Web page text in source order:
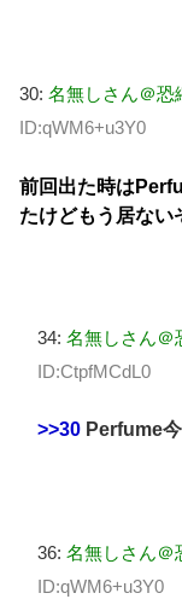
30: 名無しさん＠恐
ID:qWM6+u3Y0
前回出た時は
たけどもう居ない
34: 名無しさん＠
ID:CtpfMCdL0
>>30 Perfume
36: 名無しさん＠
ID:qWM6+u3Y0